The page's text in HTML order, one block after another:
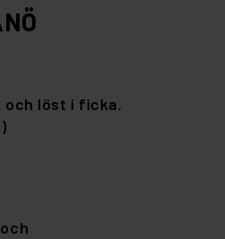
och löst i ficka.